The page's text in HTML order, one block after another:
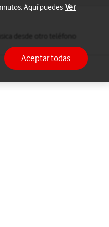
Aquí puedes Ver
Aceptar todas